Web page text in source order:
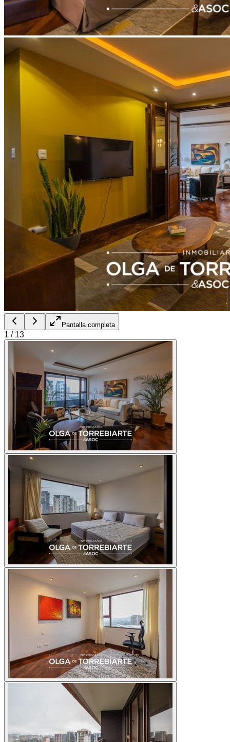
Pantalla completa
1 / 13